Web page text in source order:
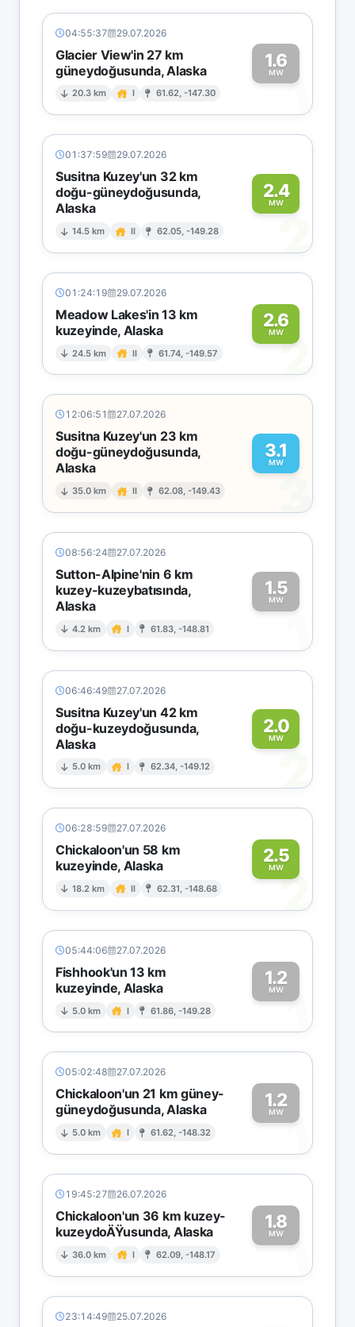
04:55:37 29.07.2026
Glacier View'in 27 km
güneydoğusunda, Alaska
20.3 km I 61.62, -147.30
1.6
MW1
01:37:59 29.07.2026
Susitna Kuzey'un 32 km
doğu-güneydoğusunda,
Alaska
14.5 km II 62.05, -149.28
2.4
MW
2
01:24:19 29.07.2026
Meadow Lakes'in 13 km
kuzeyinde, Alaska
24.5 km II 61.74, -149.57
2.6
MW2
12:06:51 27.07.2026
Susitna Kuzey'un 23 km
doğu-güneydoğusunda,
Alaska
35.0 km II 62.08, -149.43
3.1
MW
3
08:56:24 27.07.2026
Sutton-Alpine'nin 6 km
kuzey-kuzeybatısında,
Alaska
4.2 km I 61.83, -148.81
1.5
MW
1
06:46:49 27.07.2026
Susitna Kuzey'un 42 km
doğu-kuzeydoğusunda,
Alaska
5.0 km I 62.34, -149.12
2.0
MW
2
06:28:59 27.07.2026
Chickaloon'un 58 km
kuzeyinde, Alaska
18.2 km II 62.31, -148.68
2.5
MW
2
05:44:06 27.07.2026
Fishhook'un 13 km
kuzeyinde, Alaska
5.0 km I 61.86, -149.28
1.2
MW1
05:02:48 27.07.2026
Chickaloon'un 21 km güney-
güneydoğusunda, Alaska
5.0 km I 61.62, -148.32
1.2
MW1
19:45:27 26.07.2026
Chickaloon'un 36 km kuzey-
kuzeydoÄŸusunda, Alaska
36.0 km I 62.09, -148.17
1.8
MW1
23:14:49 25.07.2026